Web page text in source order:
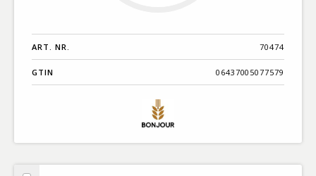
ART. NR. 70474
GTIN 06437005077579